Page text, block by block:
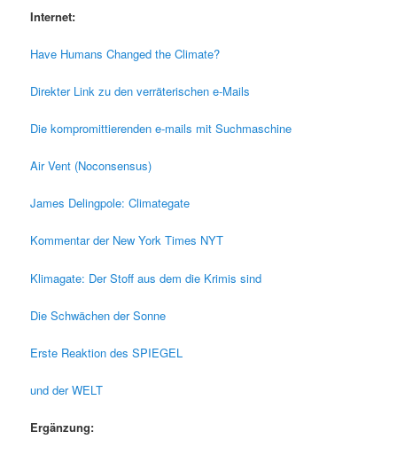
Internet:
Have Humans Changed the Climate?
Direkter Link zu den verräterischen e-Mails
Die kompromittierenden e-mails mit Suchmaschine
Air Vent (Noconsensus)
James Delingpole: Climategate
Kommentar der New York Times NYT
Klimagate: Der Stoff aus dem die Krimis sind
Die Schwächen der Sonne
Erste Reaktion des SPIEGEL
und der WELT
Ergänzung: